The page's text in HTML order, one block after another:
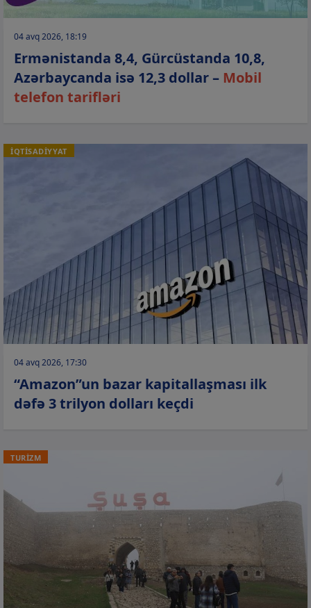
04 avq 2026, 18:19
Ermənistanda 8,4, Gürcüstanda 10,8,
Azərbaycanda isə 12,3 dollar – Mobil
telefon tarifləri
İQTİSADİYYAT
04 avq 2026, 17:30
“Amazon”un bazar kapitallaşması ilk
dəfə 3 trilyon dolları keçdi
TURİZM